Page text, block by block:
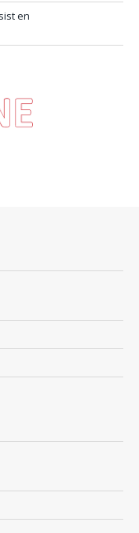
en